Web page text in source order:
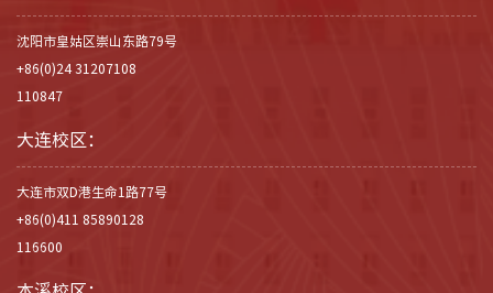
沈阳市皇姑区崇山东路79号
+86(0)24 31207108
110847
大连校区：
大连市双D港生命1路77号
+86(0)411 85890128
116600